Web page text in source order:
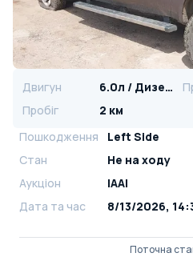
Двигун 6.0л / Дизель
Пробіг
2 км
Пошкодження
Left Side
Стан
Не на ходу
Аукціон
IAAI
Дата та час
8/13/2026,
Поточна